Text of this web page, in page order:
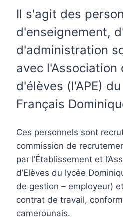
Il s'agit des
d'enseignement,
d'administration
avec l'Association
d'élèves (l'APE)
Français
Ces personnels sont
commission de
par l’Établissement et
d’Elèves du lycée
de gestion – employeur)
contrat de travail,
camerounais.